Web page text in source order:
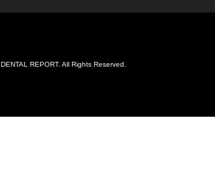
DENTAL REPORT. All Rights Reserved.